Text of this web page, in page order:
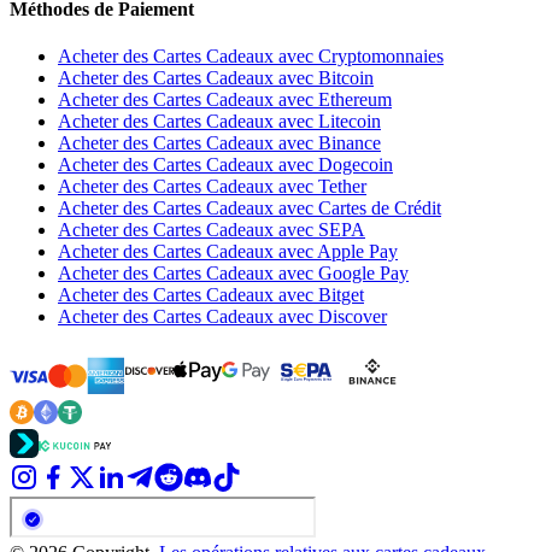
Méthodes de Paiement
Acheter des Cartes Cadeaux avec Cryptomonnaies
Acheter des Cartes Cadeaux avec Bitcoin
Acheter des Cartes Cadeaux avec Ethereum
Acheter des Cartes Cadeaux avec Litecoin
Acheter des Cartes Cadeaux avec Binance
Acheter des Cartes Cadeaux avec Dogecoin
Acheter des Cartes Cadeaux avec Tether
Acheter des Cartes Cadeaux avec Cartes de Crédit
Acheter des Cartes Cadeaux avec SEPA
Acheter des Cartes Cadeaux avec Apple Pay
Acheter des Cartes Cadeaux avec Google Pay
Acheter des Cartes Cadeaux avec Bitget
Acheter des Cartes Cadeaux avec Discover